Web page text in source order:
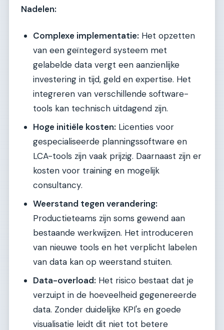
Nadelen:
Complexe implementatie: Het opzetten
van een geïntegerd systeem met
gelabelde data vergt een aanzienlijke
investering in tijd, geld en expertise. Het
integreren van verschillende software-
tools kan technisch uitdagend zijn.
Hoge initiële kosten: Licenties voor
gespecialiseerde planningssoftware en
LCA-tools zijn vaak prijzig. Daarnaast zijn er
kosten voor training en mogelijk
consultancy.
Weerstand tegen verandering:
Productieteams zijn soms gewend aan
bestaande werkwijzen. Het introduceren
van nieuwe tools en het verplicht labelen
van data kan op weerstand stuiten.
Data-overload: Het risico bestaat dat je
verzuipt in de hoeveelheid gegenereerde
data. Zonder duidelijke KPI's en goede
visualisatie leidt dit niet tot betere